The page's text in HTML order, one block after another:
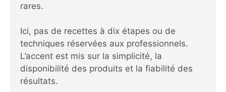
rares.
Ici, pas de recettes à dix étapes ou de
techniques réservées aux professionnels.
L’accent est mis sur la simplicité, la
disponibilité des produits et la fiabilité des
résultats.